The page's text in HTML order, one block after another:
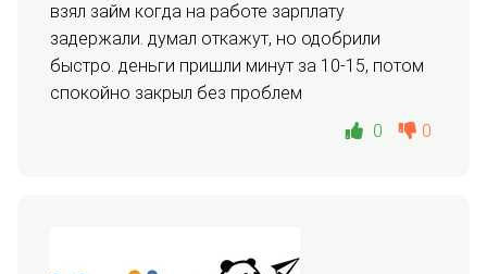
взял займ когда на работе зарплату
задержали. думал откажут, но одобрили
быстро. деньги пришли минут за 10-15, потом
спокойно закрыл без проблем
0
0